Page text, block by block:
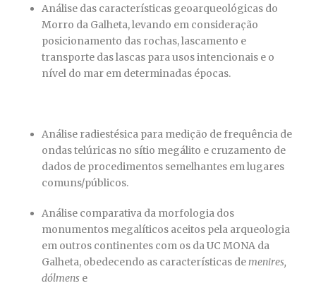
Análise das características geoarqueológicas do
Morro da Galheta, levando em consideração
posicionamento das rochas, lascamento e
transporte das lascas para usos intencionais e o
nível do mar em determinadas épocas.
Análise radiestésica para medição de frequência de
ondas telúricas no sítio megálito e cruzamento de
dados de procedimentos semelhantes em lugares
comuns/públicos.
Análise comparativa da morfologia dos
monumentos megalíticos aceitos pela arqueologia
em outros continentes com os da UC MONA da
Galheta, obedecendo as características demenires,
dólmens e